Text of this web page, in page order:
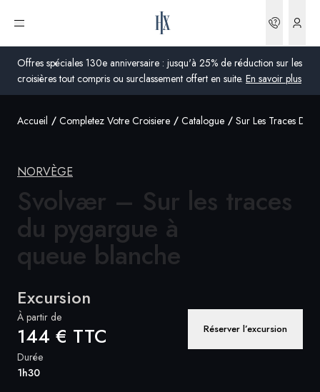
Offres spéciales 130e anniversaire : jusqu'à 25% de réduction sur les
croisières tout compris ou surclassement offert en suite. En savoir plus
Ouvrir le menu
France
Allemagne
Global
Accueil Completez Votre Croisiere Catalogue Sur Les Traces Du
NORVÈGE
Svolvær – Sur les traces
du pygargue à
queue blanche
Excursion
À partir de
144 € TTC Réserver l’excursion
Durée
1h30